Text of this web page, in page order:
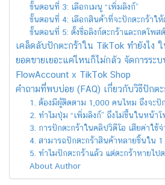
ขั้นตอนที่ 3: เลือกเมนู “เพิ่มลิงก์”
ขั้นตอนที่ 4: เลือกสินค้าที่จะปักตะกร้าใ
ขั้นตอนที่ 5: ตั้งชื่อลิงก์ตะกร้าและกดโพสต์
เคล็ดลับปักตะกร้าใน TikTok ทํายังไง
ยอดขายเยอะแค่ไหนก็ไม่กลัว จัดการระ
FlowAccount x TikTok Shop
คำถามที่พบบ่อย (FAQ) เกี่ยวกับวิธีปักต
1. ต้องมีผู้ติดตาม 1,000 คนไหม ถึงจะปั
2. ทำไมปุ่ม “เพิ่มลิงก์” ถึงไม่ขึ้นในหน้าโ
3. การปักตะกร้าในคลิปวิดีโอ เสียค่าใช้
4. สามารถปักตะกร้าสินค้าหลายชิ้นใน
5. ทำไมปักตะกร้าแล้ว แต่ตะกร้าหายไป
About Author